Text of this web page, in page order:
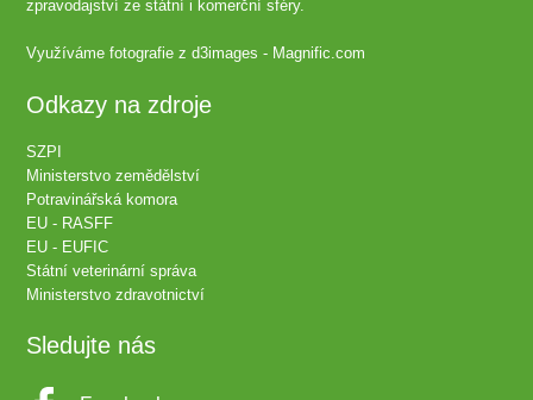
zpravodajství ze státní i komerční sféry.
Využíváme fotografie zd3images - Magnific.com
Odkazy na zdroje
SZPI
Ministerstvo zemědělství
Potravinářská komora
EU - RASFF
EU - EUFIC
Státní veterinární správa
Ministerstvo zdravotnictví
Sledujte nás